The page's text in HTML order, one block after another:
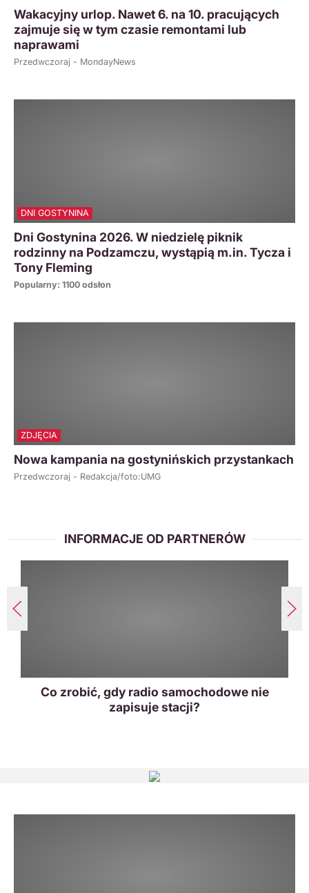
Wakacyjny urlop. Nawet 6. na 10. pracujących
zajmuje się w tym czasie remontami lub
naprawami
Przedwczoraj - MondayNews
DNI GOSTYNINA
Dni Gostynina 2026. W niedzielę piknik
rodzinny na Podzamczu, wystąpią m.in. Tycza i
Tony Fleming
Popularny: 1100 odsłon
ZDJĘCIA
Nowa kampania na gostynińskich przystankach
Przedwczoraj - Redakcja/foto:UMG
INFORMACJE OD PARTNERÓW
Co zrobić, gdy radio samochodowe nie
zapisuje stacji?